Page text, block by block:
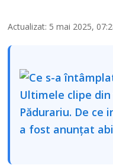
Actualizat: 5 mai 2025,